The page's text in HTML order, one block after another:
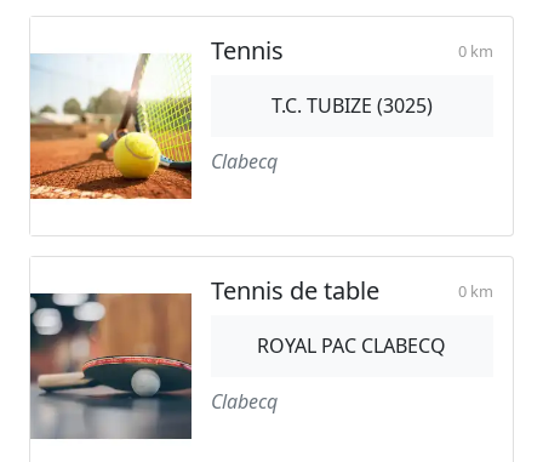
Tennis 0 km
T.C. TUBIZE (3025)
Clabecq
Tennis de table 0 km
ROYAL PAC CLABECQ
Clabecq